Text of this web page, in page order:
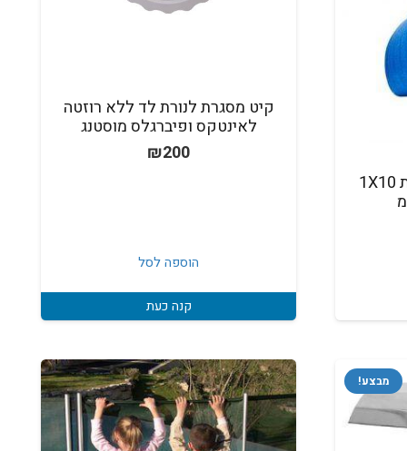
תחתית ספוג דחוס במידות 1X10
קיט מסגרת לנורת לד ללא רוזטה
לאינטקס ופיברגלס מוסטנג
₪200
הוספה לסל
קנה כעת
מבצע!